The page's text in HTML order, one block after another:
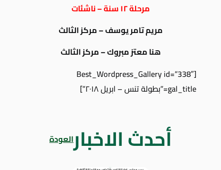
مرحلة ١٢ سنة – ناشئات
مريم تامر يوسف – مركز الثالث
هنا معتز مبروك – مركز الثالث
[Best_Wordpress_Gallery id=”338″
gal_title=”بطولة تنس – ابريل ٢٠١٨”]
أحدث الاخبارالعودة